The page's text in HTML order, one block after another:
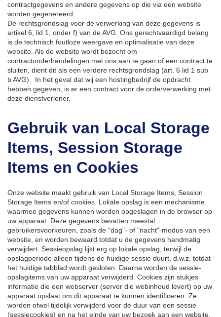
contractgegevens en andere gegevens op die via een website
worden gegenereerd.
De rechtsgrondslag voor de verwerking van deze gegevens is
artikel 6, lid 1, onder f) van de AVG. Ons gerechtvaardigd belang
is de technisch foutloze weergave en optimalisatie van deze
website. Als de website wordt bezocht om
contractonderhandelingen met ons aan te gaan of een contract te
sluiten, dient dit als een verdere rechtsgrondslag (art. 6 lid 1 sub
b AVG). In het geval dat wij een hostingbedrijf de opdracht
hebben gegeven, is er een contract voor de orderverwerking met
deze dienstverlener.
Gebruik van Local Storage
Items, Session Storage
Items en Cookies
Onze website maakt gebruik van Local Storage Items, Session
Storage Items en/of cookies. Lokale opslag is een mechanisme
waarmee gegevens kunnen worden opgeslagen in de browser op
uw apparaat. Deze gegevens bevatten meestal
gebruikersvoorkeuren, zoals de "dag"- of "nacht"-modus van een
website, en worden bewaard totdat u de gegevens handmatig
verwijdert. Sessieopslag lijkt erg op lokale opslag, terwijl de
opslagperiode alleen tijdens de huidige sessie duurt, d.w.z. totdat
het huidige tabblad wordt gesloten. Daarna worden de sessie-
opslagitems van uw apparaat verwijderd. Cookies zijn stukjes
informatie die een webserver (server die webinhoud levert) op uw
apparaat opslaat om dit apparaat te kunnen identificeren. Ze
worden ofwel tijdelijk verwijderd voor de duur van een sessie
(sessiecookies) en na het einde van uw bezoek aan een website,